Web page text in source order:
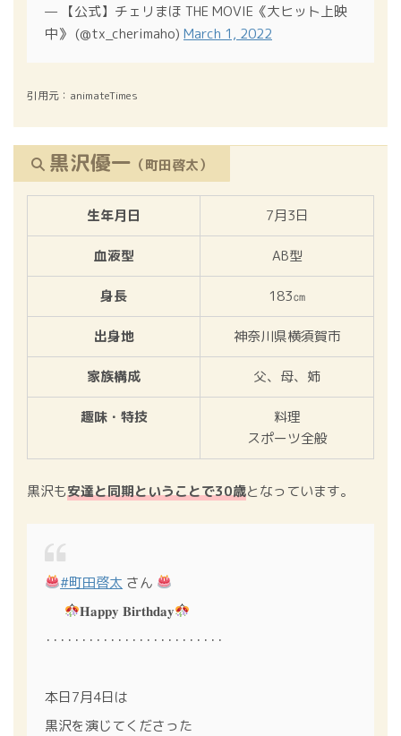
— 【公式】チェリまほ THE MOVIE《大ヒット上映
中》 (@tx_cherimaho) March 1, 2022
引用元：animateTimes
黒沢優一 （町田啓太）
生年月日 7月3日
血液型 AB型
身長 183㎝
出身地 神奈川県横須賀市
家族構成 父、母、姉
趣味・特技
料理
スポーツ全般
黒沢も安達と同期ということで30歳となっています。
#町田啓太 さん
𝐇𝐚𝐩𝐩𝐲 𝐁𝐢𝐫𝐭𝐡𝐝𝐚𝐲
･････････････････････････
本日7月4日は
黒沢を演じてくださった